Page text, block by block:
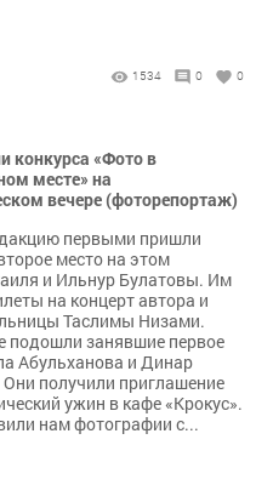
1534 0 0
конкурса «Фото в
месте» на
вечере (фоторепортаж)
первыми пришли
место на этом
и Ильнур Булатовы. Им
на концерт автора и
Таслимы Низами.
подошли занявшие первое
Абульханова и Динар
получили приглашение
ужин в кафе «Крокус».
нам фотографии с...